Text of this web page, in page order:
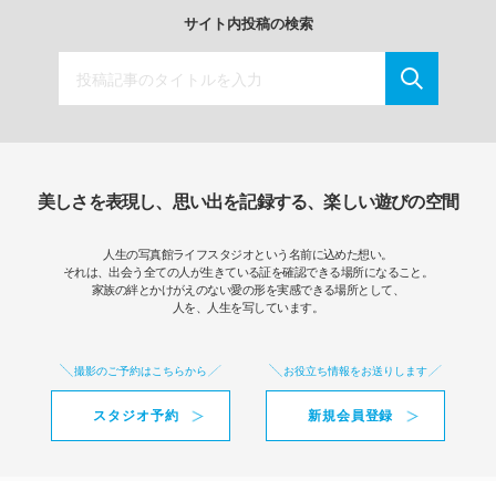
サイト内投稿の検索
美しさを表現し、思い出を記録する、楽しい遊びの空間
人生の写真館ライフスタジオという名前に込めた想い。
それは、出会う全ての人が生きている証を確認できる場所になること。
家族の絆とかけがえのない愛の形を実感できる場所として、
人を、人生を写しています。
撮影のご予約はこちらから
スタジオ予約
お役立ち情報をお送りします
新規会員登録